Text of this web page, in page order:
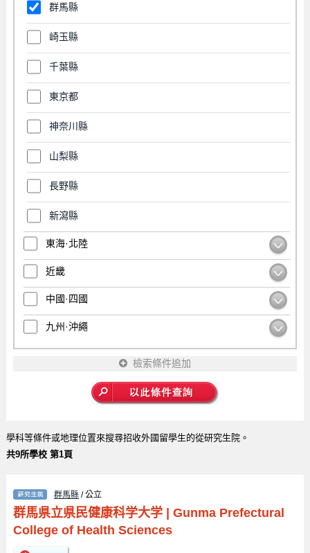
群馬縣
崎玉縣
千葉縣
東京都
神奈川縣
山梨縣
長野縣
新瀉縣
東海·北陸
近畿
中國·四國
九州·沖繩
檢索條件追加
學科等條件或地理位置來搜尋招收外國留學生的從研究生院。
共9所學校 第1頁
群馬縣 / 公立
群馬県立県民健康科学大学| Gunma Prefectural
College of Health Sciences